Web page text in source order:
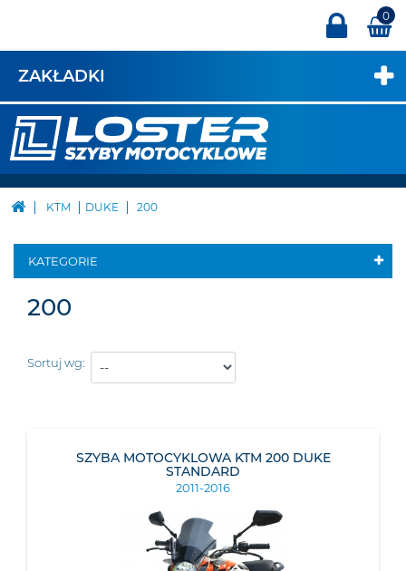
0
ZAKŁADKI
KTM DUKE 200
KATEGORIE
200
Sortuj wg:
SZYBA MOTOCYKLOWA KTM 200 DUKE
STANDARD
2011-2016